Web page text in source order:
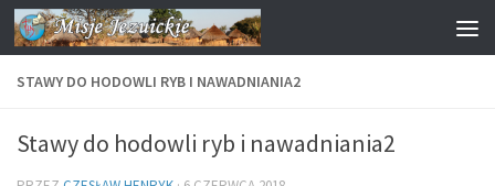
Przejdź do treści
STAWY DO HODOWLI RYB I NAWADNIANIA2
Stawy do hodowli ryb i nawadniania2